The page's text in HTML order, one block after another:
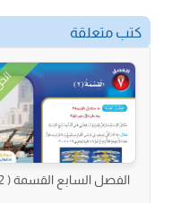
كتب متعلقة
الفصل السابع القسمة ( 2 )